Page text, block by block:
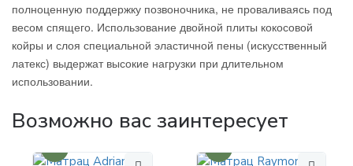
полноценную поддержку позвоночника, не проваливаясь под
весом спящего. Использование двойной плиты кокосовой
койры и слоя специальной эластичной пены (искусственный
латекс) выдержат высокие нагрузки при длительном
использовании.
Возможно вас заинтересует